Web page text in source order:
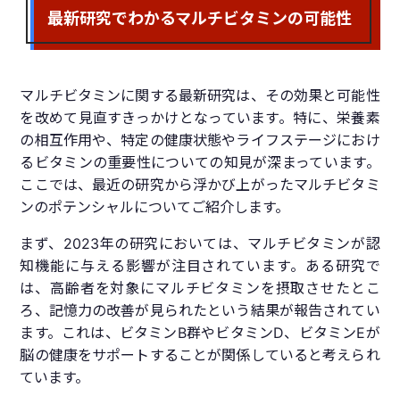
最新研究でわかるマルチビタミンの可能性
マルチビタミンに関する最新研究は、その効果と可能性
を改めて見直すきっかけとなっています。特に、栄養素
の相互作用や、特定の健康状態やライフステージにおけ
るビタミンの重要性についての知見が深まっています。
ここでは、最近の研究から浮かび上がったマルチビタミ
ンのポテンシャルについてご紹介します。
まず、2023年の研究においては、マルチビタミンが認
知機能に与える影響が注目されています。ある研究で
は、高齢者を対象にマルチビタミンを摂取させたとこ
ろ、記憶力の改善が見られたという結果が報告されてい
ます。これは、ビタミンB群やビタミンD、ビタミンEが
脳の健康をサポートすることが関係していると考えられ
ています。